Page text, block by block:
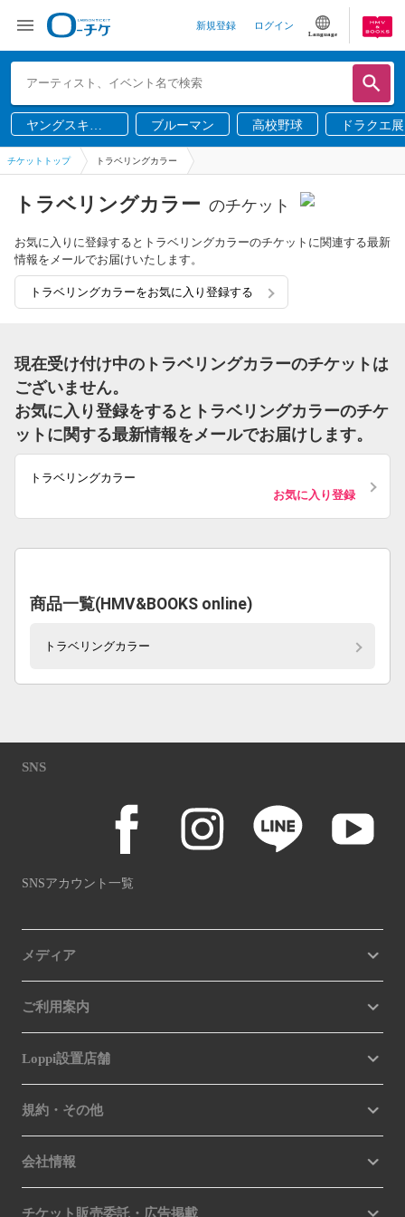
新規登録 ログイン
Language
ヤングスキニ
ー
ブルーマン 高校野球 ドラクエ展
チケットトップ トラベリングカラー
トラベリングカラー のチケット
お気に入りに登録するとトラベリングカラーのチケットに関連する最新
情報をメールでお届けいたします。
トラベリングカラーをお気に入り登録する
現在受け付け中のトラベリングカラーのチケットは
ございません。
お気に入り登録をするとトラベリングカラーのチケ
ットに関する最新情報をメールでお届けします。
トラベリングカラー
お気に入り登録
商品一覧(HMV&BOOKS online)
トラベリングカラー
SNS
SNSアカウント一覧
メディア
ご利用案内
Loppi設置店舗
規約・その他
会社情報
チケット販売委託・広告掲載